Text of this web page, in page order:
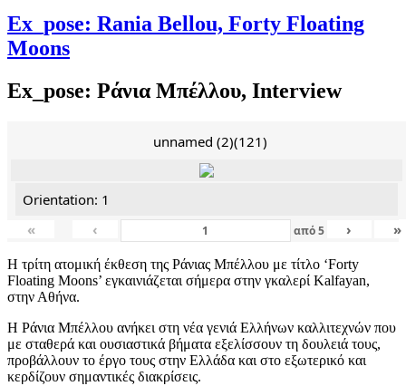
Ex_pose: Rania Bellou, Forty Floating
Moons
Ex_pose: Ράνια Μπέλλου, Interview
unnamed (2)(121)
Orientation: 1
«
‹ από5 › »
Η τρίτη ατομική έκθεση της Ράνιας Μπέλλου με τίτλο ‘Forty
Floating Moons’ εγκαινιάζεται σήμερα στην γκαλερί Kalfayan,
στην Αθήνα.
Η Ράνια Μπέλλου ανήκει στη νέα γενιά Ελλήνων καλλιτεχνών που
με σταθερά και ουσιαστικά βήματα εξελίσσουν τη δουλειά τους,
προβάλλουν το έργο τους στην Ελλάδα και στο εξωτερικό και
κερδίζουν σημαντικές διακρίσεις.